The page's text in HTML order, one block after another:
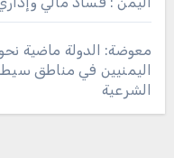
معوضة: الدولة ماضية
اليمنيين في مناطق
الشرعية